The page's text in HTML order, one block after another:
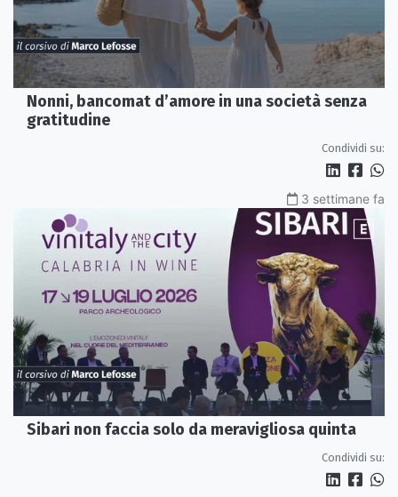
Nonni, bancomat d’amore in una società senza
gratitudine
Condividi su:
3 settimane fa
Sibari non faccia solo da meravigliosa quinta
Condividi su: